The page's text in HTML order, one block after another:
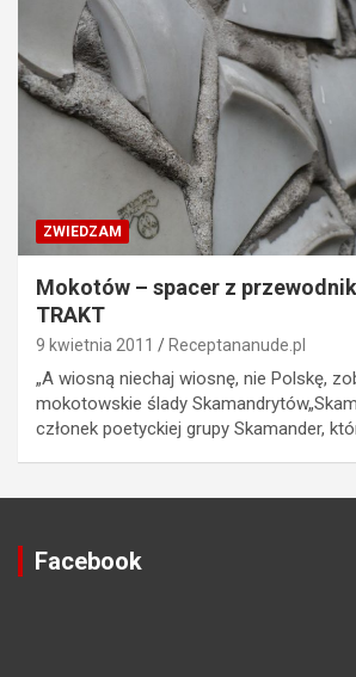
ZWIEDZAM
Mokotów – spacer z
TRAKT
9 kwietnia 2011 Receptananude.pl
„A wiosną niechaj wiosnę, nie Polskę,
mokotowskie ślady
członek poetyckiej grupy Skamander,
Facebook